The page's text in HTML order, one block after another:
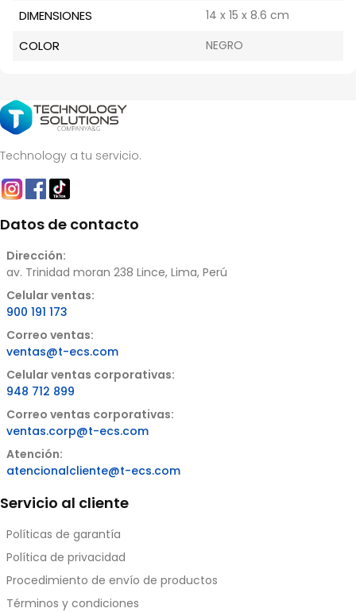
DIMENSIONES 14 x 15 x 8.6 cm
COLOR NEGRO
Technology a tu servicio.
Datos de contacto
Dirección:
av. Trinidad moran 238 Lince, Lima, Perú
Celular ventas:
900 191 173
Correo ventas:
ventas@t-ecs.com
Celular ventas corporativas:
948 712 899
Correo ventas corporativas:
ventas.corp@t-ecs.com
Atención:
atencionalcliente@t-ecs.com
Servicio al cliente
Políticas de garantía
Política de privacidad
Procedimiento de envío de productos
Términos y condiciones